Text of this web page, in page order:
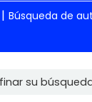
Búsqueda de
su